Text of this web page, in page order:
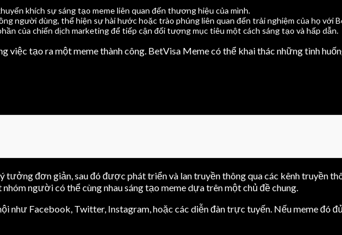
khích sự sáng tạo meme liên quan đến thương hiệu của mình.
người dùng, thể hiện sự hài hước hoặc trào phúng liên quan đến trải nghiệm của họ với
của chiến dịch marketing để tiếp cận đối tượng mục tiêu một cách sáng tạo và hấp dẫn.
tạo ra một meme thành công. BetVisa Meme có thể khai thác những tình
đơn giản, sau đó được phát triển và lan truyền thông qua các kênh truyền
người có thể cùng nhau sáng tạo meme dựa trên một chủ đề chung.
như Facebook, Twitter, Instagram, hoặc các diễn đàn trực tuyến. Nếu meme đó